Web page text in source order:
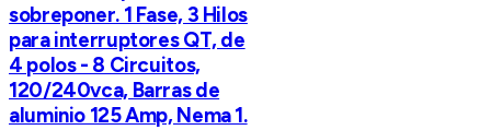
sobreponer. 1 Fase, 3 Hilos
para interruptores QT, de
4 polos - 8 Circuitos,
120/240vca, Barras de
aluminio 125 Amp, Nema 1.